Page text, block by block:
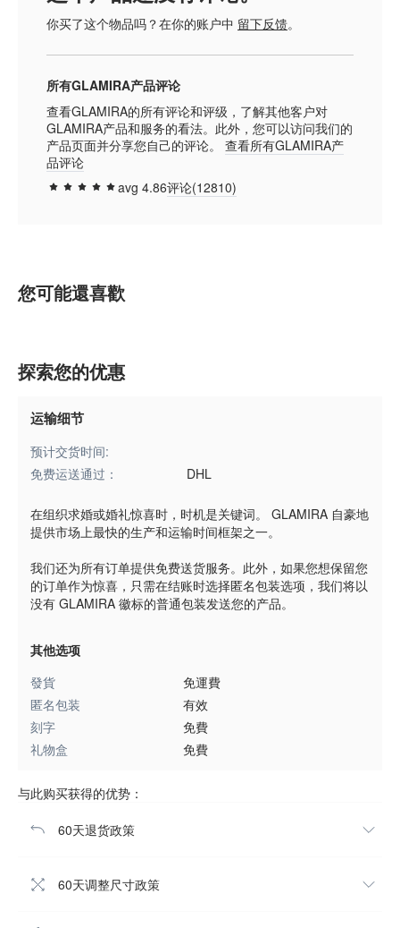
你买了这个物品吗？在你的账户中 留下反馈。
所有GLAMIRA产品评论
查看GLAMIRA的所有评论和评级，了解其他客户对
GLAMIRA产品和服务的看法。此外，您可以访问我们的
产品页面并分享您自己的评论。 查看所有GLAMIRA产
品评论
avg 4.86评论(12810)
您可能還喜歡
探索您的优惠
运输细节
预计交货时间:
免费运送通过：
DHL
在组织求婚或婚礼惊喜时，时机是关键词。 GLAMIRA 自豪地
提供市场上最快的生产和运输时间框架之一。
我们还为所有订单提供免费送货服务。此外，如果您想保留您
的订单作为惊喜，只需在结账时选择匿名包装选项，我们将以
没有 GLAMIRA 徽标的普通包装发送您的产品。
其他选项
發貨
免運費
匿名包装
有效
刻字
免費
礼物盒
免費
与此购买获得的优势：
60天退货政策
60天调整尺寸政策